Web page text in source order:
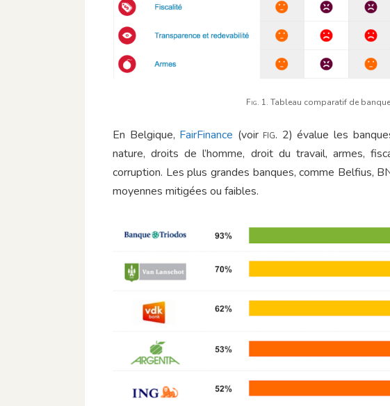
Fig. 1. Tableau comparatif de
En Belgique, FairFinance (voir fig. 2) évalue les
nature, droits de l’homme, droit du travail, armes,
corruption. Les plus grandes banques, comme Belfius,
moyennes mitigées ou faibles.